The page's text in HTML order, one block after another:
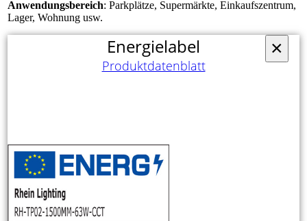
Anwendungsbereich: Parkplätze, Supermärkte, Einkaufszentrum,
Lager, Wohnung usw.
×
Energielabel
Produktdatenblatt